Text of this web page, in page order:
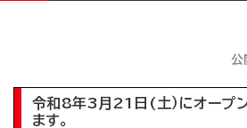
令和8年3月21日(土）にオープ
ます。